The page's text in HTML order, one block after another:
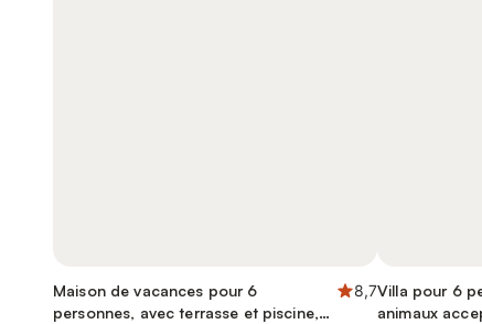
Maison de vacances pour 6
personnes, avec terrasse et piscine,
8,7Villa pour 6
animaux